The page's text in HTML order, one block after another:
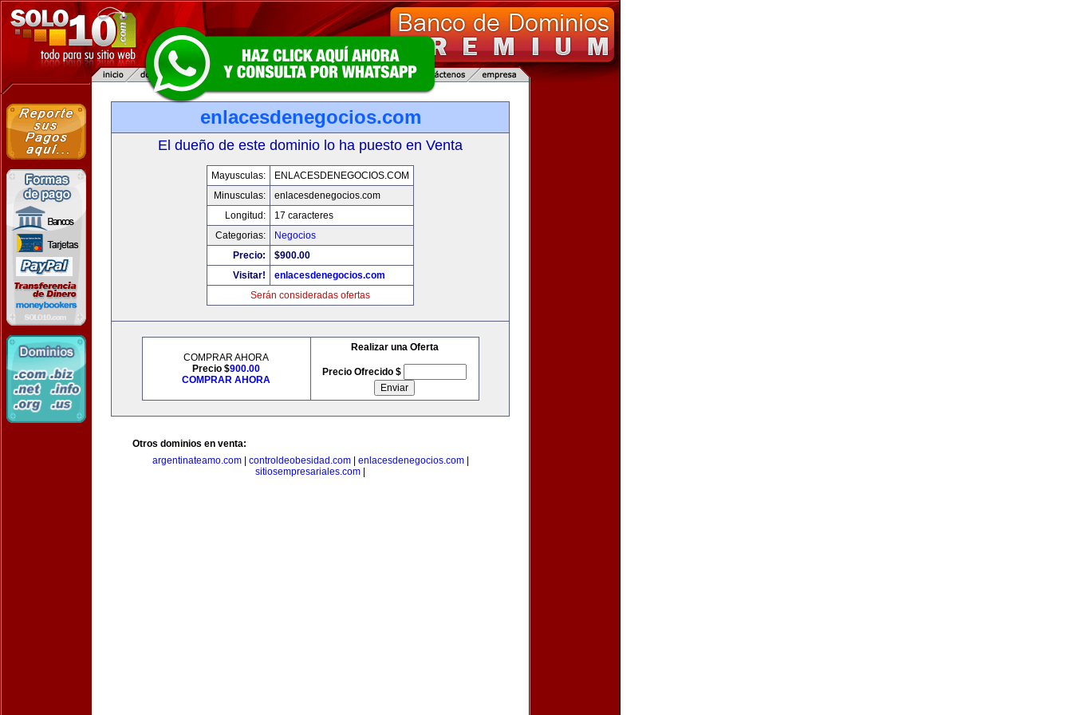
enlacesdenegocios.com
El dueño de este dominio lo ha puesto en Venta
Mayusculas:
ENLACESDENEGOCIOS.COM
Minusculas:
enlacesdenegocios.com
Longitud:
17 caracteres
Categorias:
Negocios
Precio:
$900.00
Visitar!
enlacesdenegocios.com
Serán consideradas ofertas
COMPRAR AHORA
Precio $900.00
COMPRAR AHORA
Realizar una Oferta
Precio Ofrecido $
Otros dominios en venta:
argentinateamo.com| controldeobesidad.com| enlacesdenegocios.com|
sitiosempresariales.com